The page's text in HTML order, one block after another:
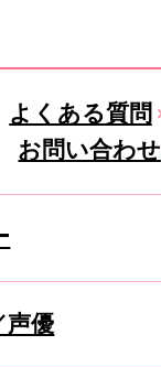
よくある質問
お問い合わせ
声優